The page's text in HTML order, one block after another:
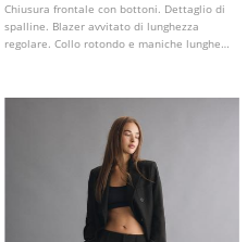
Chiusura frontale con bottoni. Dettaglio di
spalline. Blazer avvitato di lunghezza
regolare. Collo rotondo e maniche lunghe.